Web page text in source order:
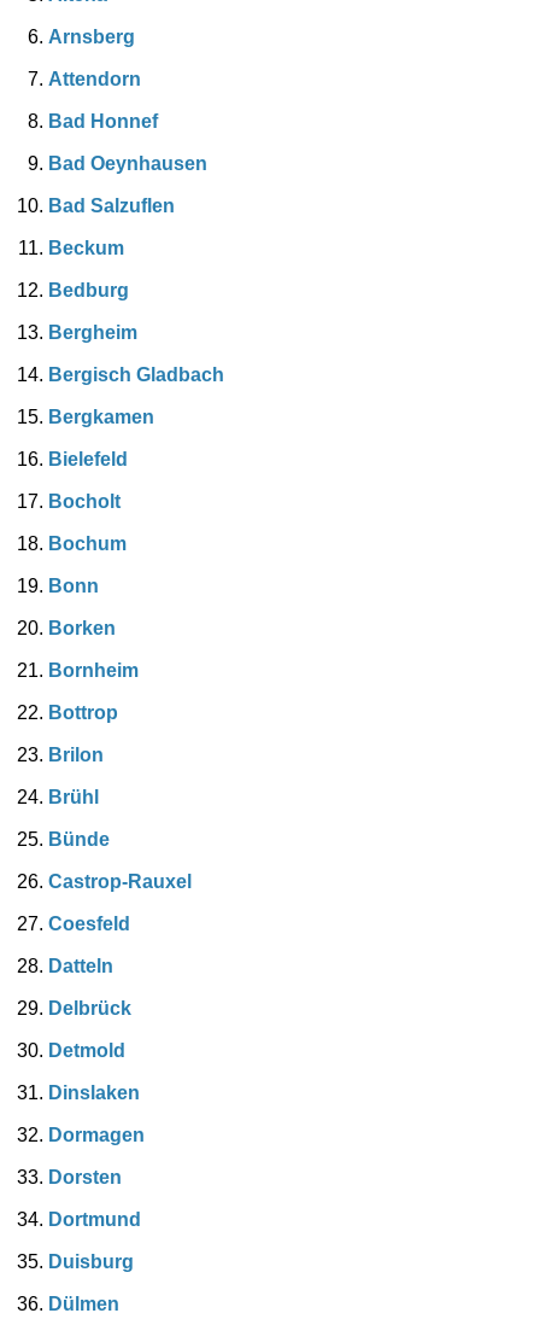
Arnsberg
Attendorn
Bad Honnef
Bad Oeynhausen
Bad Salzuflen
Beckum
Bedburg
Bergheim
Bergisch Gladbach
Bergkamen
Bielefeld
Bocholt
Bochum
Bonn
Borken
Bornheim
Bottrop
Brilon
Brühl
Bünde
Castrop-Rauxel
Coesfeld
Datteln
Delbrück
Detmold
Dinslaken
Dormagen
Dorsten
Dortmund
Duisburg
Dülmen